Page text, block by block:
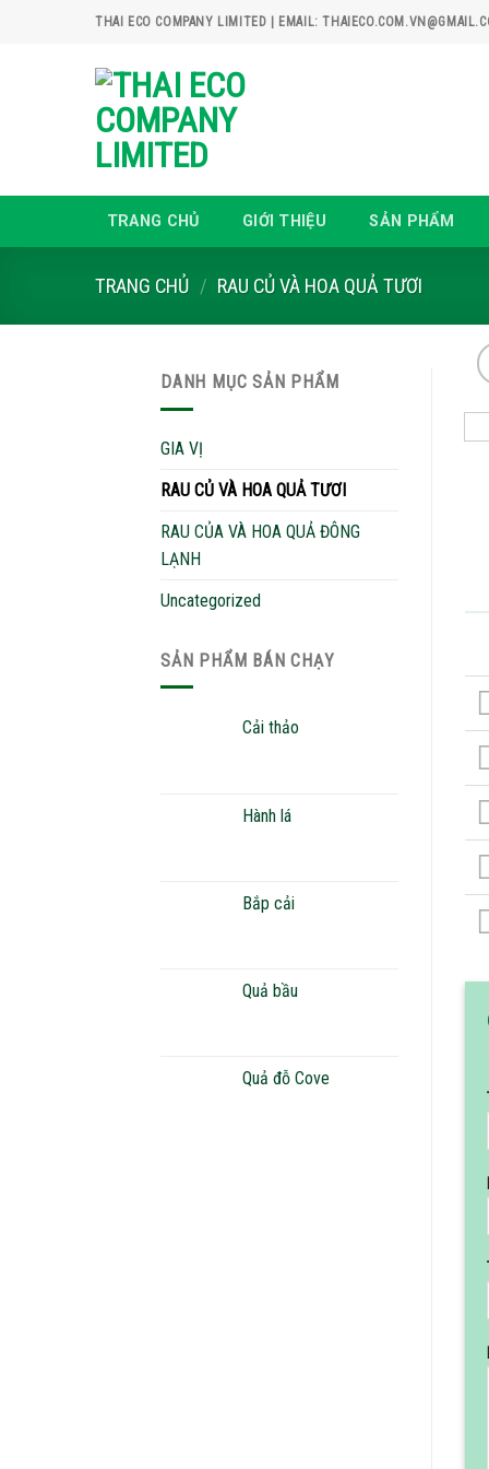
THAI ECO COMPANY LIMITED | EMAIL:
TRANG CHỦ GIỚI THIỆU SẢN PHẨM
TRANG CHỦ / RAU CỦ VÀ HOA QUẢ TƯƠI
DANH MỤC SẢN PHẨM
GIA VỊ
RAU CỦ VÀ HOA QUẢ TƯƠI
RAU CỦA VÀ HOA QUẢ ĐÔNG
LẠNH
Uncategorized
SẢN PHẨM BÁN CHẠY
Cải thảo
Hành lá
Bắp cải
Quả bầu
Quả đỗ Cove